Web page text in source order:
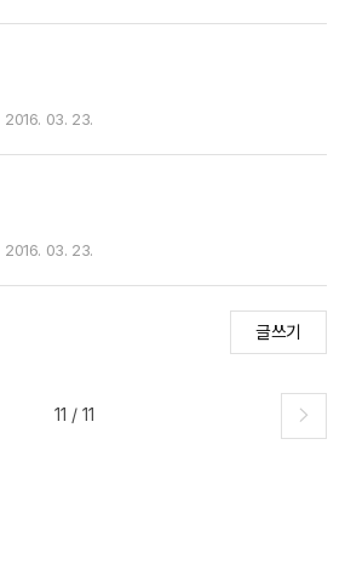
2016. 03. 23.
2016. 03. 23.
글쓰기
11 / 11